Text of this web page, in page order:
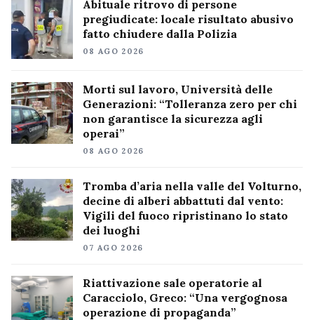
Abituale ritrovo di persone
pregiudicate: locale risultato abusivo
fatto chiudere dalla Polizia
08 AGO 2026
Morti sul lavoro, Università delle
Generazioni: “Tolleranza zero per chi
non garantisce la sicurezza agli
operai”
08 AGO 2026
Tromba d’aria nella valle del Volturno,
decine di alberi abbattuti dal vento:
Vigili del fuoco ripristinano lo stato
dei luoghi
07 AGO 2026
Riattivazione sale operatorie al
Caracciolo, Greco: “Una vergognosa
operazione di propaganda”